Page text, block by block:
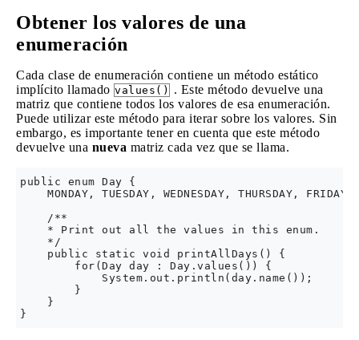
Obtener los valores de una
enumeración
Cada clase de enumeración contiene un método estático
implícito llamado values()
. Este método devuelve una
matriz que contiene todos los valores de esa enumeración.
Puede utilizar este método para iterar sobre los valores. Sin
embargo, es importante tener en cuenta que este método
devuelve una nueva matriz cada vez que se llama.
public enum Day {
MONDAY, TUESDAY, WEDNESDAY, THURSDAY, FRIDAY,
    /**
    * Print out all the values in this enum.
    */
    public static void printAllDays() {
        for(Day day : Day.values()) {
            System.out.println(day.name());
        }
    }